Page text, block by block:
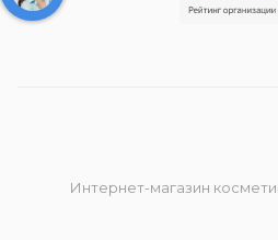
Интернет-магазин